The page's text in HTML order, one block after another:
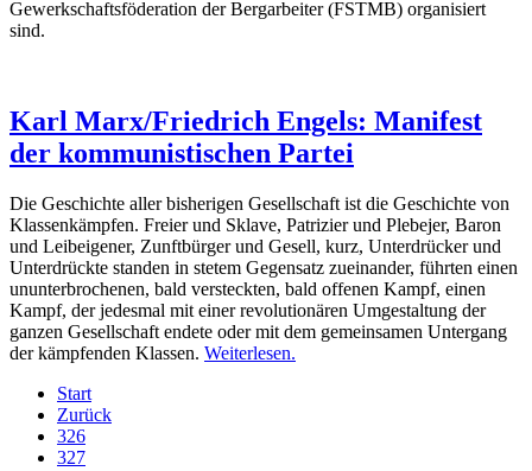
Gewerkschaftsföderation der Bergarbeiter (FSTMB) organisiert
sind.
Karl Marx/Friedrich Engels: Manifest
der kommunistischen Partei
Die Geschichte aller bisherigen Gesellschaft ist die Geschichte von
Klassenkämpfen. Freier und Sklave, Patrizier und Plebejer, Baron
und Leibeigener, Zunftbürger und Gesell, kurz, Unterdrücker und
Unterdrückte standen in stetem Gegensatz zueinander, führten einen
ununterbrochenen, bald versteckten, bald offenen Kampf, einen
Kampf, der jedesmal mit einer revolutionären Umgestaltung der
ganzen Gesellschaft endete oder mit dem gemeinsamen Untergang
der kämpfenden Klassen. Weiterlesen.
Start
Zurück
326
327